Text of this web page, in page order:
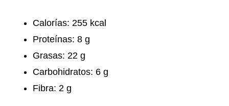
Calorías: 255 kcal
Proteínas: 8 g
Grasas: 22 g
Carbohidratos: 6 g
Fibra: 2 g